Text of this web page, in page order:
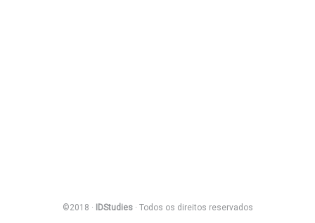
©2018 · IDStudies· Todos os direitos reservados